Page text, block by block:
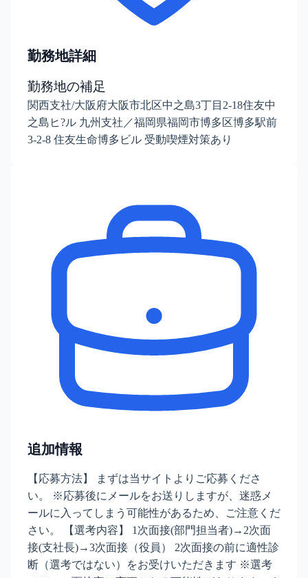
勤務地詳細
勤務地の補足
関西支社/大阪府大阪市北区中之島3丁目2-18住友中
之島ヒ?ル 九州支社／福岡県福岡市博多区博多駅前
3-2-8 住友生命博多ビル 受動喫煙対策あり
追加情報
【応募方法】 まずは当サイトよりご応募くださ
い。 ※応募後にメールをお送りしますが、迷惑メ
ールに入ってしまう可能性があるため、ご注意くだ
さい。 【選考内容】 1次面接(部門担当者)→2次面
接(支社長)→3次面接（役員） 2次面接の前に適性診
断（選考ではない）をお受けいただきます ※選考